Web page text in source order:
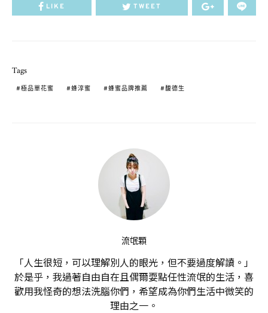
LIKE TWEET
Tags
極品單花蜜 蜂淳蜜 蜂蜜品牌推薦 馥德生
流氓顆
「人生很短，可以理解別人的眼光，但不要過度解讀。」
於是乎，我過著自由自在且偶爾耍點任性流氓的生活，喜
歡用我怪奇的想法洗腦你們，希望成為你們生活中微笑的
理由之一。